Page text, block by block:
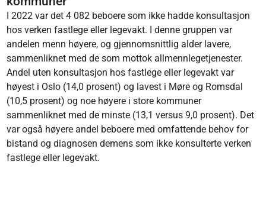
I 2022 var det 4 082 beboere som ikke hadde konsultasjon
hos verken fastlege eller legevakt. I denne gruppen var
andelen menn høyere, og gjennomsnittlig alder lavere,
sammenliknet med de som mottok allmennlegetjenester.
Andel uten konsultasjon hos fastlege eller legevakt var
høyest i Oslo (14,0 prosent) og lavest i Møre og Romsdal
(10,5 prosent) og noe høyere i store kommuner
sammenliknet med de minste (13,1 versus 9,0 prosent). Det
var også høyere andel beboere med omfattende behov for
bistand og diagnosen demens som ikke konsulterte verken
fastlege eller legevakt.